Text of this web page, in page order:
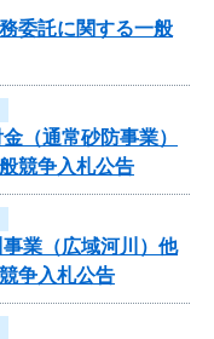
委託に関する一般
（通常砂防事業）
競争入札公告
事業（広域河川）他
争入札公告